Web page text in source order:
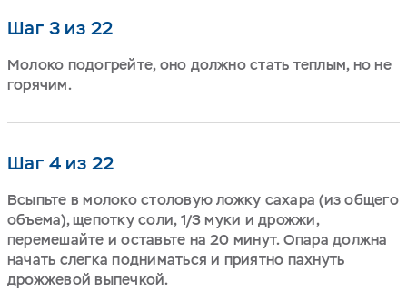
Шаг 3 из 22
Молоко подогрейте, оно должно стать теплым, но не
горячим.
Шаг 4 из 22
Всыпьте в молоко столовую ложку сахара (из общего
объема), щепотку соли, 1/3 муки и дрожжи,
перемешайте и оставьте на 20 минут. Опара должна
начать слегка подниматься и приятно пахнуть
дрожжевой выпечкой.